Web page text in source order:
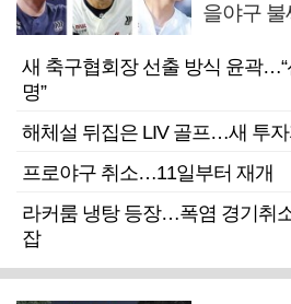
을야구
새 축구협회장 선출 방식 윤곽
명”
해체설 뒤집은 LIV 골프…새 투자
프로야구 취소…11일부터 재개
라커룸 냉탕 등장…폭염 경기취
잡